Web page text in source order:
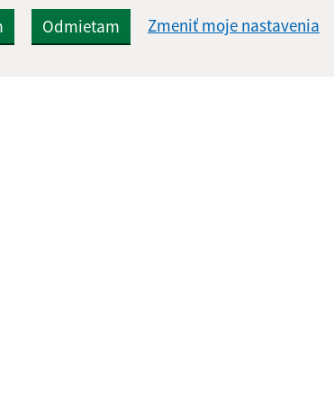
Odmietam Zmeniť moje nastavenia